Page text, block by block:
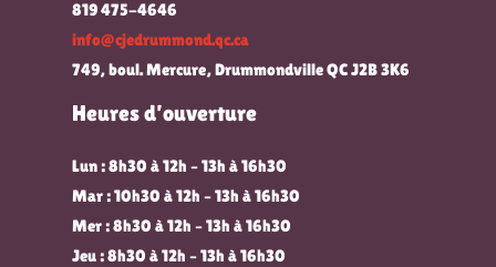
819 475-4646
info@cjedrummond.qc.ca
749, boul. Mercure, Drummondville QC J2B 3K6
Heures d’ouverture
Lun : 8h30 à 12h – 13h à 16h30
Mar : 10h30 à 12h – 13h à 16h30
Mer : 8h30 à 12h – 13h à 16h30
Jeu : 8h30 à 12h – 13h à 16h30